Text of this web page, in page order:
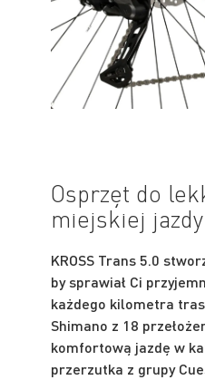
Osprzęt do
miejskiej jazdy
KROSS Trans 5.0
by sprawiał Ci
każdego kilometra
Shimano z 18
komfortową jazdę w
przerzutka z grupy